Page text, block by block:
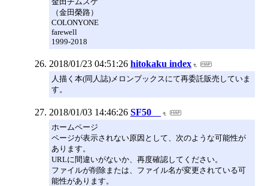
（金田榮路）
COLONYONE
farewell
1999-2018
2018/01/23 04:51:26 hitokaku index
人描く本(同人誌)メロンブックスにて再委託販売していま
す。
2018/01/03 14:46:26 SF50
ホームページ
ページが表示されない原因として、次のような可能性が
あります。
URLに間違いがないか、再度確認してください。
ファイルが削除または、ファイル名が変更されている可
能性があります。